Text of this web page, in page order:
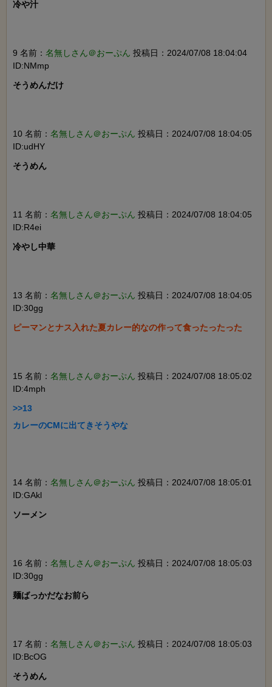
冷や汁
9 名前： 名無しさん＠おーぷん 投稿日：2024/07/08 18:04:04
ID:NMmp
そうめんだけ
10 名前： 名無しさん＠おーぷん 投稿日：2024/07/08 18:04:05
ID:udHY
そうめん
11 名前： 名無しさん＠おーぷん 投稿日：2024/07/08 18:04:05
ID:R4ei
冷やし中華
13 名前： 名無しさん＠おーぷん 投稿日：2024/07/08 18:04:05
ID:30gg
ピーマンとナス入れた夏カレー的なの作って食ったったった
15 名前： 名無しさん＠おーぷん 投稿日：2024/07/08 18:05:02
ID:4mph
>>13
カレーのCMに出てきそうやな
14 名前： 名無しさん＠おーぷん 投稿日：2024/07/08 18:05:01
ID:GAkl
ソーメン
16 名前： 名無しさん＠おーぷん 投稿日：2024/07/08 18:05:03
ID:30gg
麺ばっかだなお前ら
17 名前： 名無しさん＠おーぷん 投稿日：2024/07/08 18:05:03
ID:BcOG
そうめん